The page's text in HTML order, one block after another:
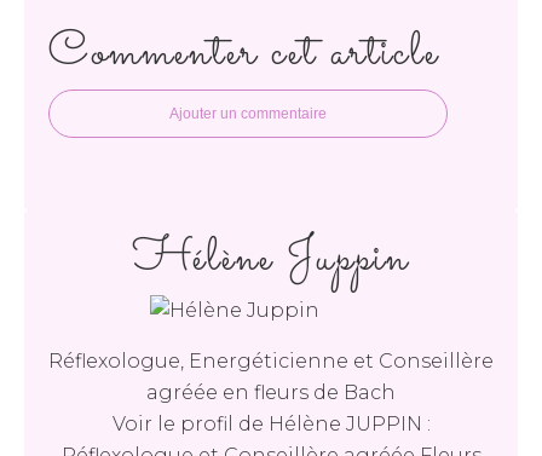
Commenter cet article
Ajouter un commentaire
Hélène Juppin
Réflexologue, Energéticienne et Conseillère
agréée en fleurs de Bach
Voir le profil de Hélène JUPPIN :